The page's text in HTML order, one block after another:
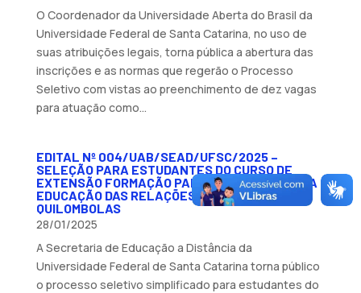
O Coordenador da Universidade Aberta do Brasil da
Universidade Federal de Santa Catarina, no uso de
suas atribuições legais, torna pública a abertura das
inscrições e as normas que regerão o Processo
Seletivo com vistas ao preenchimento de dez vagas
para atuação como...
EDITAL Nº 004/UAB/SEAD/UFSC/2025 –
SELEÇÃO PARA ESTUDANTES DO CURSO DE
EXTENSÃO FORMAÇÃO PARA DOCÊNCIA PARA A
EDUCAÇÃO DAS RELAÇÕES ÉTNICO-RACIAIS E
QUILOMBOLAS
28/01/2025
A Secretaria de Educação a Distância da
Universidade Federal de Santa Catarina torna público
o processo seletivo simplificado para estudantes do